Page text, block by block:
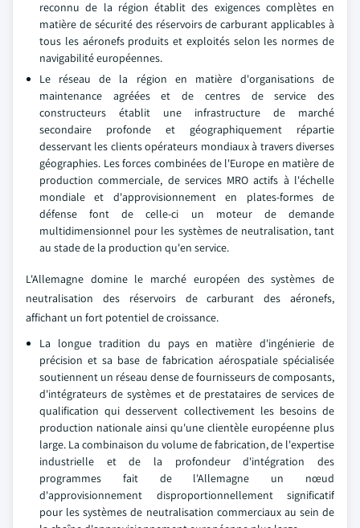
reconnu de la région établit des exigences complètes en
matière de sécurité des réservoirs de carburant applicables à
tous les aéronefs produits et exploités selon les normes de
navigabilité européennes.
Le réseau de la région en matière d'organisations de
maintenance agréées et de centres de service des
constructeurs établit une infrastructure de marché
secondaire profonde et géographiquement répartie
desservant les clients opérateurs mondiaux à travers diverses
géographies. Les forces combinées de l'Europe en matière de
production commerciale, de services MRO actifs à l'échelle
mondiale et d'approvisionnement en plates-formes de
défense font de celle-ci un moteur de demande
multidimensionnel pour les systèmes de neutralisation, tant
au stade de la production qu'en service.
L'Allemagne domine le marché européen des systèmes de
neutralisation des réservoirs de carburant des aéronefs,
affichant un fort potentiel de croissance.
La longue tradition du pays en matière d'ingénierie de
précision et sa base de fabrication aérospatiale spécialisée
soutiennent un réseau dense de fournisseurs de composants,
d'intégrateurs de systèmes et de prestataires de services de
qualification qui desservent collectivement les besoins de
production nationale ainsi qu'une clientèle européenne plus
large. La combinaison du volume de fabrication, de l'expertise
industrielle et de la profondeur d'intégration des
programmes fait de l'Allemagne un nœud
d'approvisionnement disproportionnellement significatif
pour les systèmes de neutralisation commerciaux au sein de